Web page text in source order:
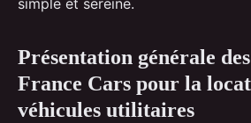
simple et sereine.
Présentation générale
France Cars pour la
véhicules utilitaires